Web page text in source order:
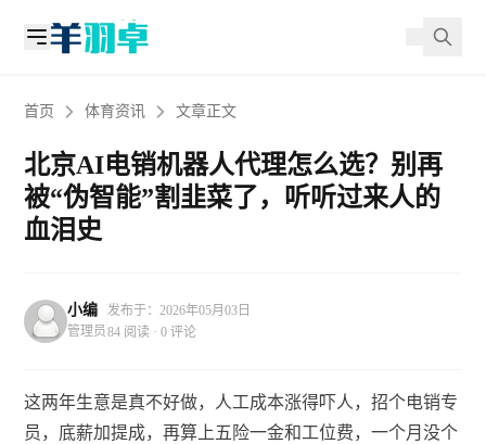
首页 体育资讯 文章正文
北京AI电销机器人代理怎么选？别再
被“伪智能”割韭菜了，听听过来人的
血泪史
小编
管理员
发布于：2026年05月03日
84 阅读 · 0 评论
这两年生意是真不好做，人工成本涨得吓人，招个电销专
员，底薪加提成，再算上五险一金和工位费，一个月没个